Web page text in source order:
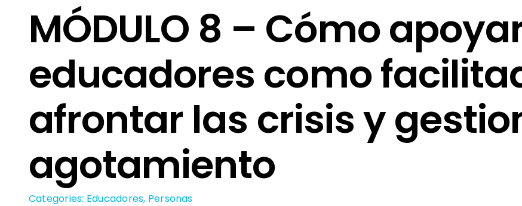
MÓDULO 8 – Cómo
educadores como
afrontar las crisis y
agotamiento
Categories: Educadores, Personas